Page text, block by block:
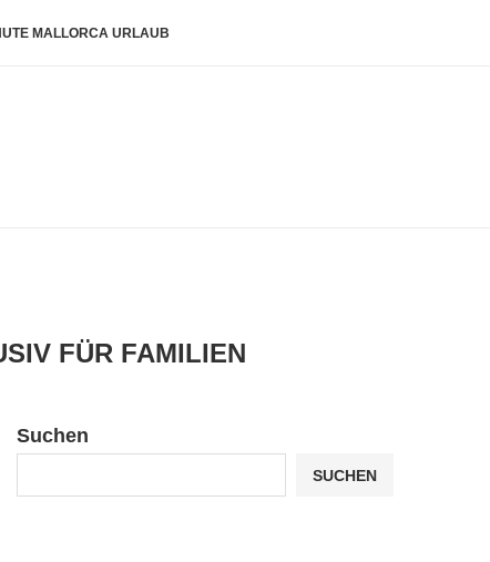
MALLORCA URLAUB
FÜR FAMILIEN
Suchen
SUCHEN